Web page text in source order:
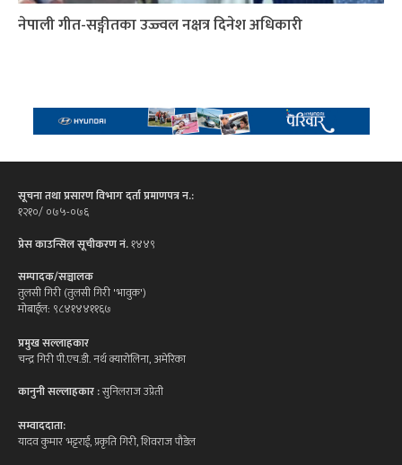
नेपाली गीत-सङ्गीतका उज्ज्वल नक्षत्र दिनेश अधिकारी
सूचना तथा प्रसारण विभाग दर्ता प्रमाणपत्र न.:
१२१०/ ०७५-०७६
प्रेस काउन्सिल सूचीकरण नं.१४४९
सम्पादक/सञ्चालक
तुलसी गिरी (तुलसी गिरी 'भावुक')
मोबाईल: ९८४१४४११६७
प्रमुख सल्लाहकार
चन्द्र गिरी पी.एच.डी. नर्थ क्यारोलिना, अमेरिका
कानुनी सल्लाहकार :सुनिलराज उप्रेती
सम्वाददाता:
यादव कुमार भट्टराई, प्रकृति गिरी, शिवराज पौडेल